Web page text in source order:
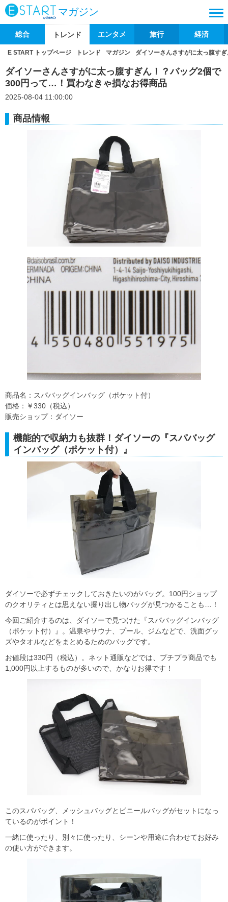
マガジン
総合 トレンド エンタメ 旅行 経済
E START トップページ トレンド マガジン ダイソーさんさすがに太っ腹す
ダイソーさんさすがに太っ腹すぎん！？バッグ2個で
300円って…！買わなきゃ損なお得商品
2025-08-04 11:00:00
商品情報
商品名：スパバッグインバッグ（ポケット付）
価格：￥330（税込）
販売ショップ：ダイソー
機能的で収納力も抜群！ダイソーの『スパバッグ
インバッグ（ポケット付）』
ダイソーで必ずチェックしておきたいのがバッグ。100円ショップ
のクオリティとは思えない掘り出し物バッグが見つかることも…！
今回ご紹介するのは、ダイソーで見つけた『スパバッグインバッグ
（ポケット付）』。温泉やサウナ、プール、ジムなどで、洗面グッ
ズやタオルなどをまとめるためのバッグです。
お値段は330円（税込）。ネット通販などでは、プチプラ商品でも
1,000円以上するものが多いので、かなりお得です！
このスパバッグ、メッシュバッグとビニールバッグがセットになっ
ているのがポイント！
一緒に使ったり、別々に使ったり、シーンや用途に合わせてお好み
の使い方ができます。